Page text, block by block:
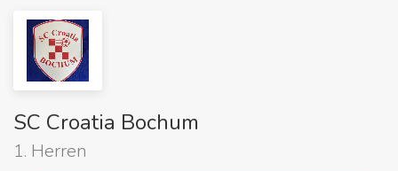
SC Croatia Bochum
1. Herren